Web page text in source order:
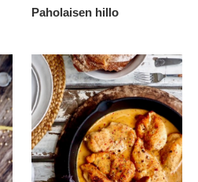
Paholaisen hillo